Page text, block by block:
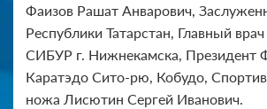
Фаизов Рашат Анварович,
Республики Татарстан, Главный
СИБУР г. Нижнекамска, Президент
Каратэдо Сито-рю, Кобудо,
ножа Лисютин Сергей Иванович.